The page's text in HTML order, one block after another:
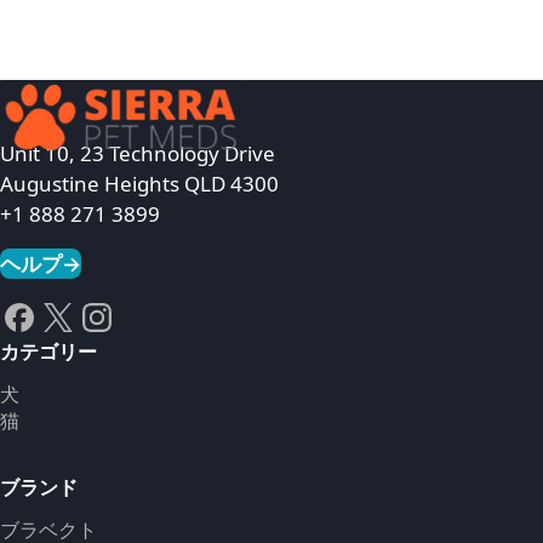
Unit 10, 23 Technology Drive
Augustine Heights QLD 4300
+1 888 271 3899
ヘルプ→
カテゴリー
犬
猫
ブランド
ブラベクト